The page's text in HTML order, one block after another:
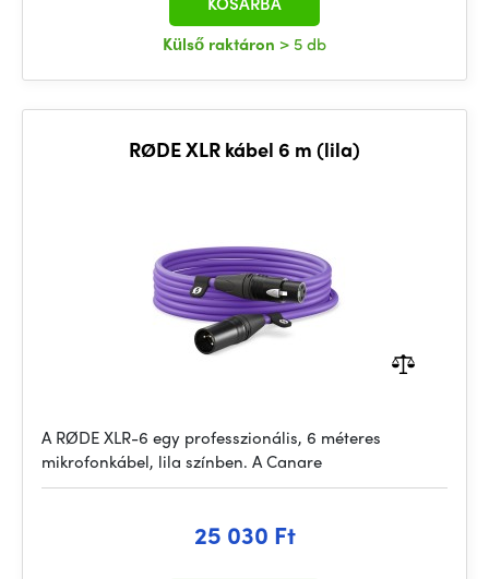
Külső raktáron > 5 db
RØDE XLR kábel 6 m (lila)
A RØDE XLR-6 egy professzionális, 6 méteres
mikrofonkábel, lila színben. A Canare
25 030 Ft